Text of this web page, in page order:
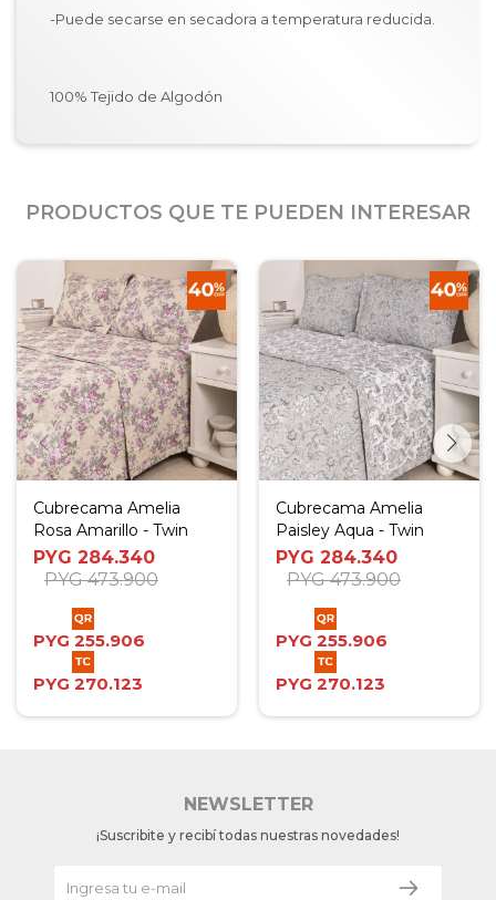
-Puede secarse en secadora a temperatura reducida.
100% Tejido de Algodón
PRODUCTOS QUE TE PUEDEN INTERESAR
Cubrecama Amelia
Rosa Amarillo - Twin
PYG 284.340
PYG 473.900
PYG 255.906
PYG 270.123
Cubrecama Amelia
Paisley Aqua - Twin
PYG 284.340
PYG 473.900
PYG 255.906
PYG 270.123
NEWSLETTER
¡Suscribite y recibí todas nuestras novedades!